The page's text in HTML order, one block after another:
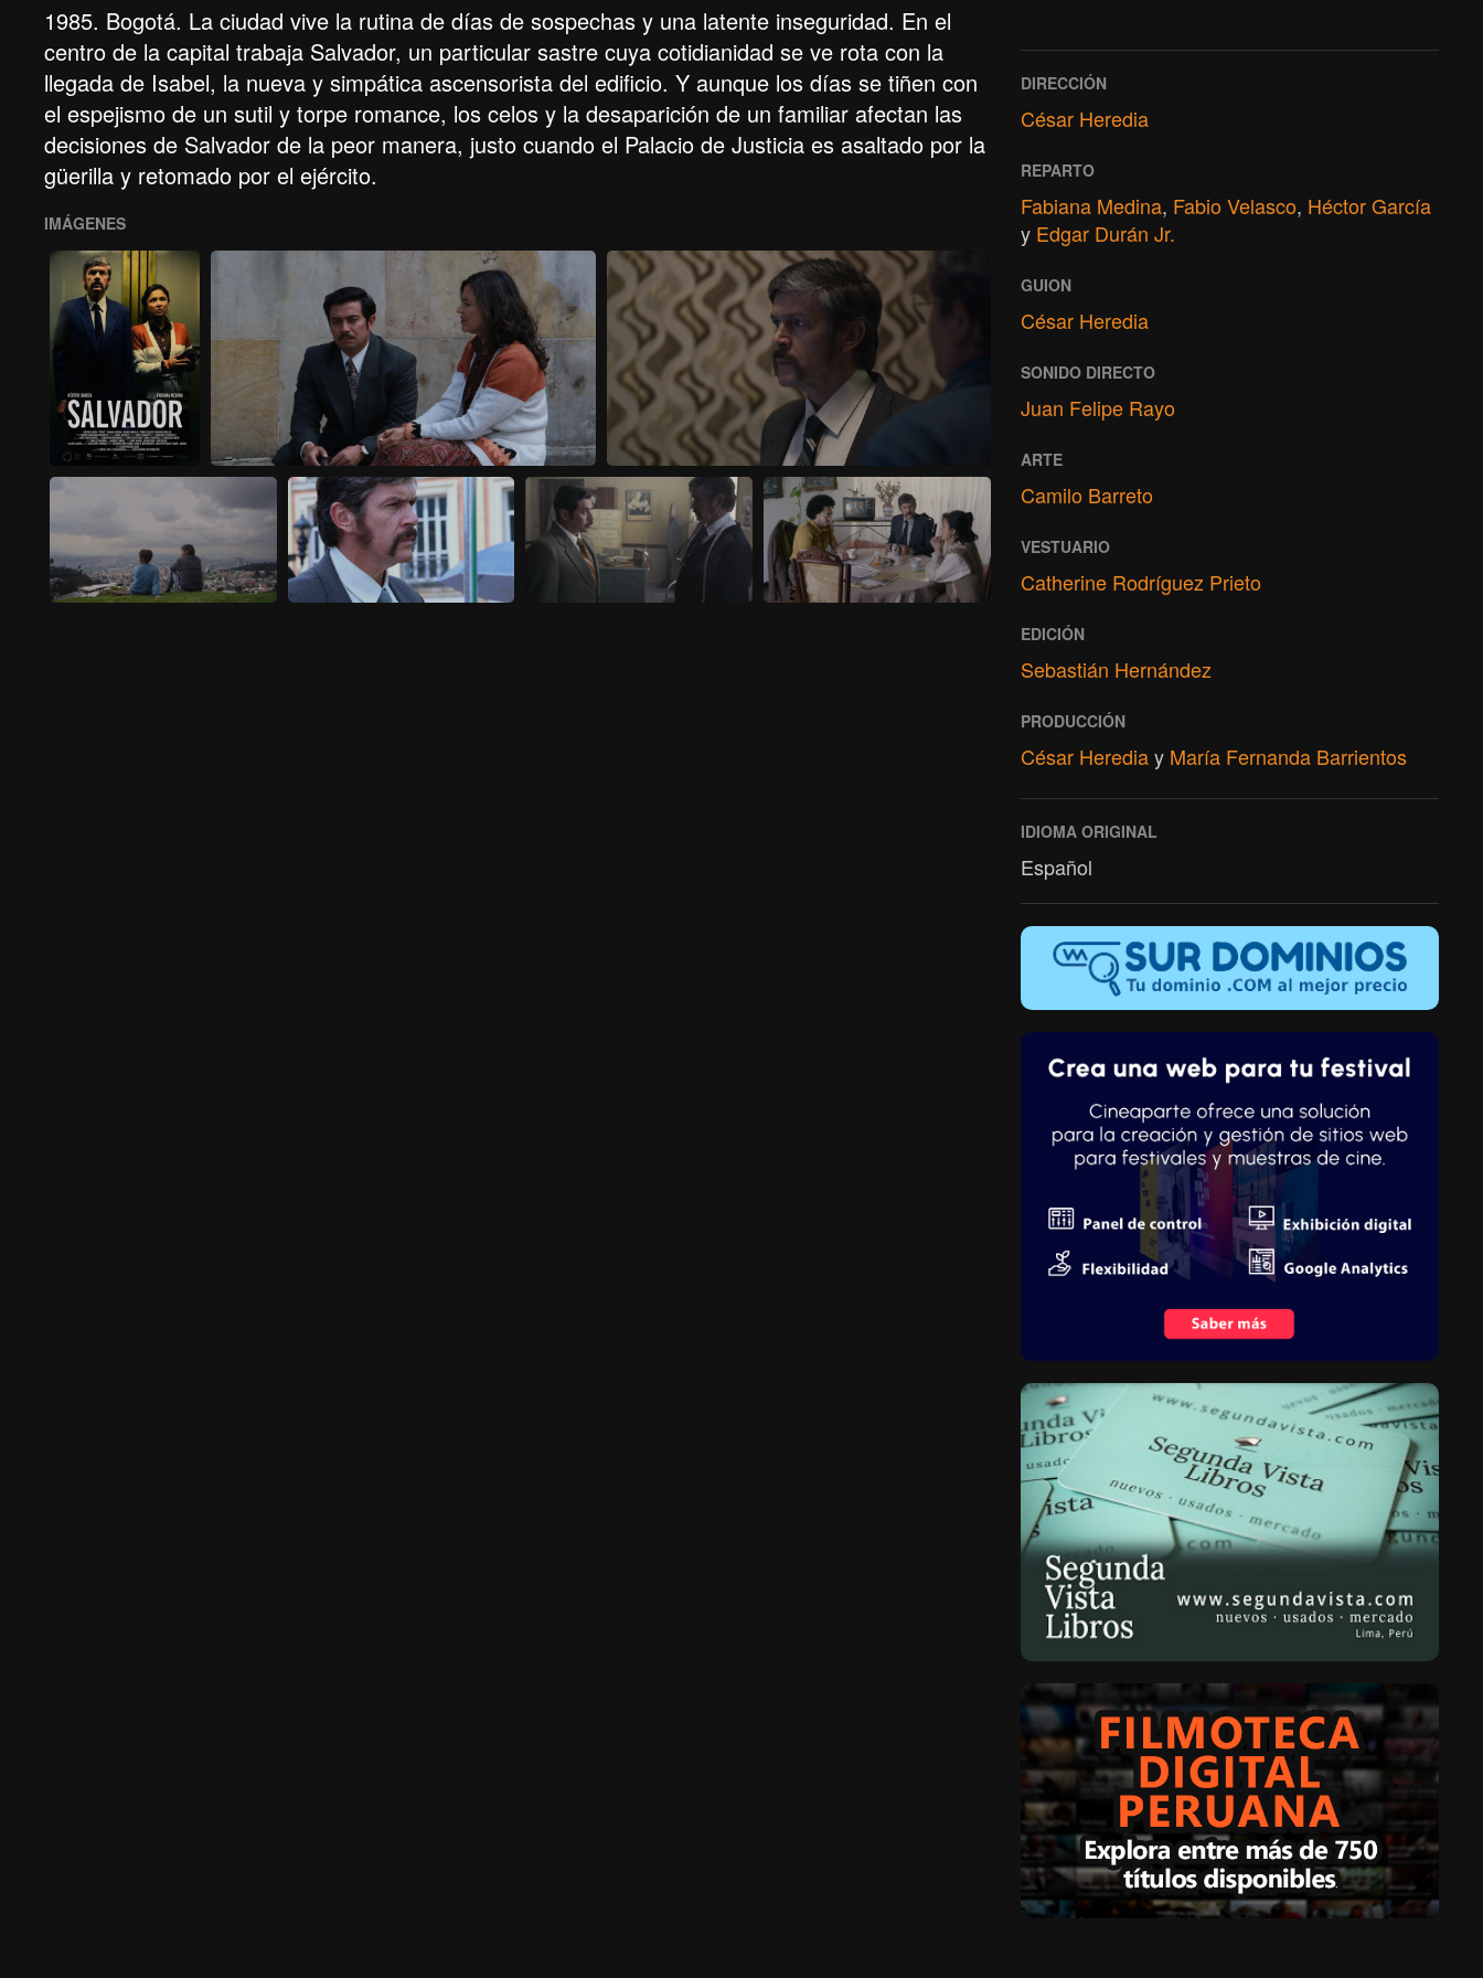
1985. Bogotá. La ciudad vive la rutina de días de sospechas y una latente inseguridad. En el
centro de la capital trabaja Salvador, un particular sastre cuya cotidianidad se ve rota con la
llegada de Isabel, la nueva y simpática ascensorista del edificio. Y aunque los días se tiñen con
el espejismo de un sutil y torpe romance, los celos y la desaparición de un familiar afectan las
decisiones de Salvador de la peor manera, justo cuando el Palacio de Justicia es asaltado por la
güerilla y retomado por el ejército.
IMÁGENES
DIRECCIÓN
César Heredia
REPARTO
Fabiana Medina, Fabio Velasco, Héctor García
y Edgar Durán Jr.
GUION
César Heredia
SONIDO DIRECTO
Juan Felipe Rayo
ARTE
Camilo Barreto
VESTUARIO
Catherine Rodríguez Prieto
EDICIÓN
Sebastián Hernández
PRODUCCIÓN
César Herediay María Fernanda Barrientos
IDIOMA ORIGINAL
Español